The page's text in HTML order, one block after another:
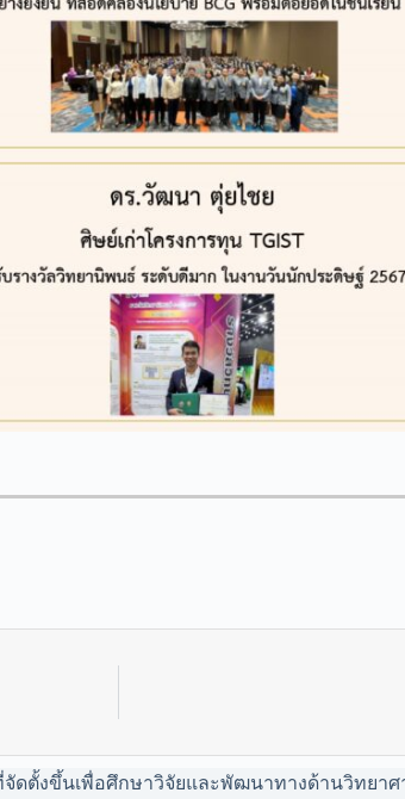
ตั้งขึ้นเพื่อศึกษาวิจัยและพัฒนาทางด้านวิทยาศ